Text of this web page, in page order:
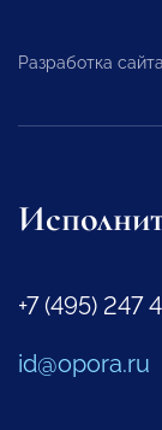
Разработка
+7 (495) 247
id@opora.ru